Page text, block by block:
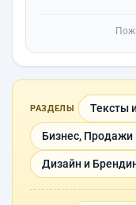
РАЗДЕЛЫ Тексты
Бизнес, Продажи
Дизайн и